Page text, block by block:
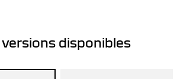
versions disponibles